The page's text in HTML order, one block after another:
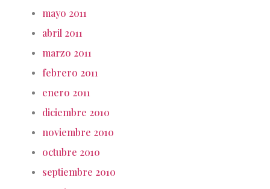
mayo 2011
abril 2011
marzo 2011
febrero 2011
enero 2011
diciembre 2010
noviembre 2010
octubre 2010
septiembre 2010